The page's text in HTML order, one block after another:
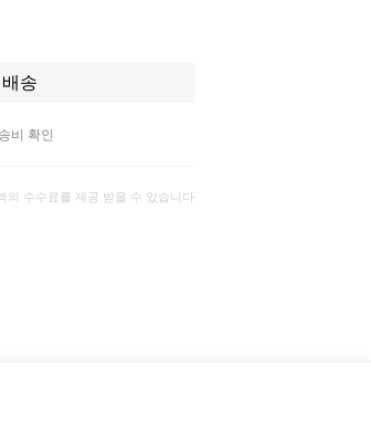
배송
비 확인
의 수수료를 제공 받을 수 있습니다